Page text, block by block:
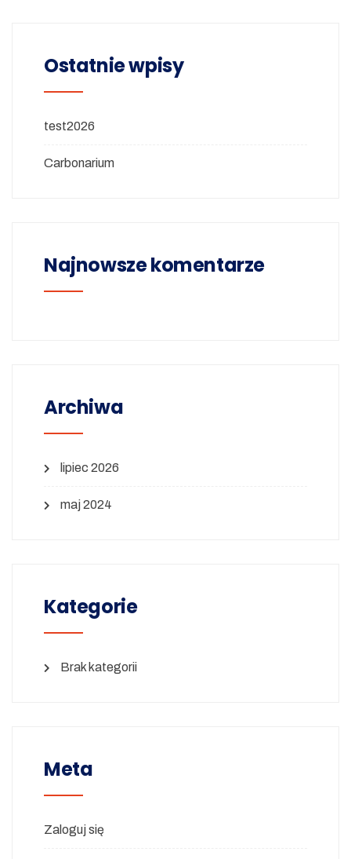
Ostatnie wpisy
test2026
Carbonarium
Najnowsze komentarze
Archiwa
lipiec 2026
maj 2024
Kategorie
Brak kategorii
Meta
Zaloguj się